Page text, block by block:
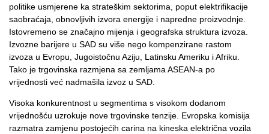
politike usmjerene ka strateškim sektorima, poput elektrifikacije
saobraćaja, obnovljivih izvora energije i napredne proizvodnje.
Istovremeno se značajno mijenja i geografska struktura izvoza.
Izvozne barijere u SAD su više nego kompenzirane rastom
izvoza u Evropu, Jugoistočnu Aziju, Latinsku Ameriku i Afriku.
Tako je trgovinska razmjena sa zemljama ASEAN-a po
vrijednosti već nadmašila izvoz u SAD.
Visoka konkurentnost u segmentima s visokom dodanom
vrijednošću uzrokuje nove trgovinske tenzije. Evropska komisija
razmatra zamjenu postojećih carina na kineska električna vozila